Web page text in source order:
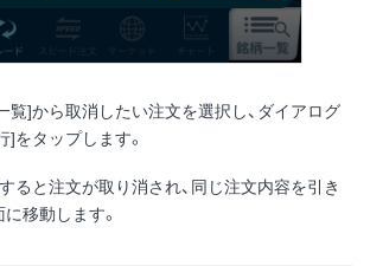
覧]から取消したい注文を選択し、ダイアログ
タップします。
ると注文が取り消され、同じ注文内容を引き
移動します。